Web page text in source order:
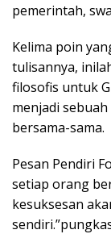
pemerintah,
Kelima poin
tulisannya,
filosofis untuk
menjadi
bersama-sama.
Pesan Pendiri
setiap orang
kesuksesan